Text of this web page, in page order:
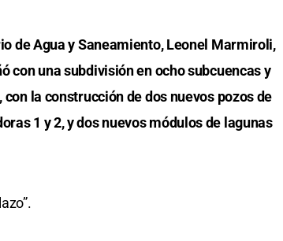
de Agua y Saneamiento, Leonel Marmiroli,
con una subdivisión en ocho subcuencas y
la construcción de dos nuevos pozos de
1 y 2, y dos nuevos módulos de lagunas